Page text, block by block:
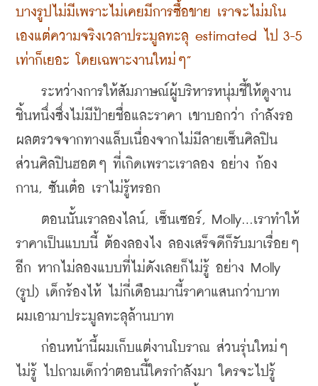
บางรูปไม่มีเพราะไม่เคยมีการซื้อขาย เราจะไม่มโน
เองแต่ความจริงเวลาประมูลทะลุ estimated ไป 3-5
เท่าก็เยอะ โดยเฉพาะงานใหม่ๆ”
ระหว่างการให้สัมภาษณ์ผู้บริหารหนุ่มชี้ให้ดูงาน
ชิ้นหนึ่งซึ่งไม่มีป้ายชื่อและราคา เขาบอกว่า กำลังรอ
ผลตรวจจากทางแล็บเนื่องจากไม่มีลายเซ็นศิลปิน
ส่วนศิลปินฮอตๆ ที่เกิดเพราะเราลอง อย่าง ก้อง
กาน, ซันเต๋อ เราไม่รู้หรอก
ตอนนั้นเราลองไลน์, เซ็นเซอร์, Molly...เราทำให้
ราคาเป็นแบบนี้ ต้องลองไง ลองเสร็จดีก็รับมาเรื่อยๆ
อีก หากไม่ลองแบบที่ไม่ดังเลยก็ไม่รู้ อย่าง Molly
(รูป) เด็กร้องไห้ ไม่กี่เดือนมานี้ราคาแสนกว่าบาท
ผมเอามาประมูลทะลุล้านบาท
ก่อนหน้านี้ผมเก็บแต่งานโบราณ ส่วนรุ่นใหม่ๆ
ไม่รู้ ไปถามเด็กว่าตอนนี้ใครกำลังมา ใครจะไปรู้